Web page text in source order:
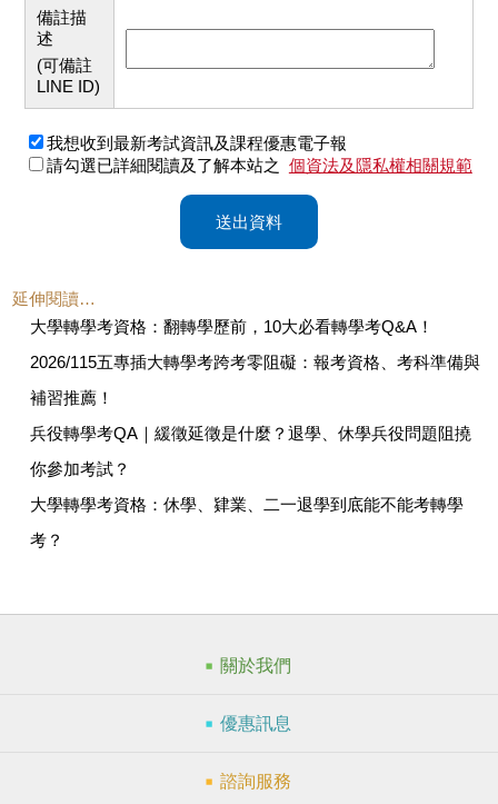
備註描
述
(可備註
LINE ID)
我想收到最新考試資訊及課程優惠電子報
請勾選已詳細閱讀及了解本站之 個資法及隱私權相關規範
送出資料
延伸閱讀…
大學轉學考資格：翻轉學歷前，10大必看轉學考Q&A！
2026/115五專插大轉學考跨考零阻礙：報考資格、考科準備與
補習推薦！
兵役轉學考QA｜緩徵延徵是什麼？退學、休學兵役問題阻撓
你參加考試？
大學轉學考資格：休學、肄業、二一退學到底能不能考轉學
考？
關於我們
優惠訊息
諮詢服務